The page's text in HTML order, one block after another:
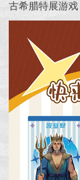
古希腊特展游戏